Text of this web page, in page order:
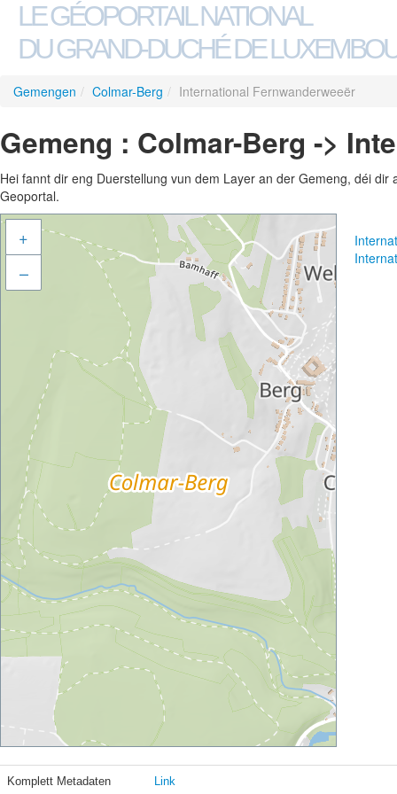
LE GÉOPORTAIL NATIONAL
DU GRAND-DUCHÉ DE
Gemengen / Colmar-Berg / International Fernwanderweeër
Gemeng : Colmar-Berg ->
Hei fannt dir eng Duerstellung vun dem Layer an der Gemeng, déi
Geoportal.
+
–
Komplett Metadaten Link